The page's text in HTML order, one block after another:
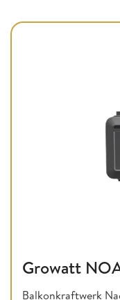
Growatt
Balkonkraftwerk